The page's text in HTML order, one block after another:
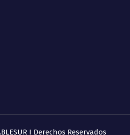
I Derechos Reservados